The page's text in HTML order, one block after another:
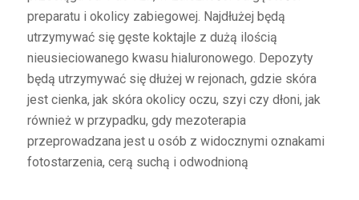
preparatu i okolicy zabiegowej. Najdłużej będą
utrzymywać się gęste koktajle z dużą ilością
nieusieciowanego kwasu hialuronowego. Depozyty
będą utrzymywać się dłużej w rejonach, gdzie skóra
jest cienka, jak skóra okolicy oczu, szyi czy dłoni, jak
również w przypadku, gdy mezoterapia
przeprowadzana jest u osób z widocznymi oznakami
fotostarzenia, cerą suchą i odwodnioną